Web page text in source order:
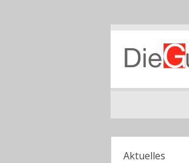
Aktuelles